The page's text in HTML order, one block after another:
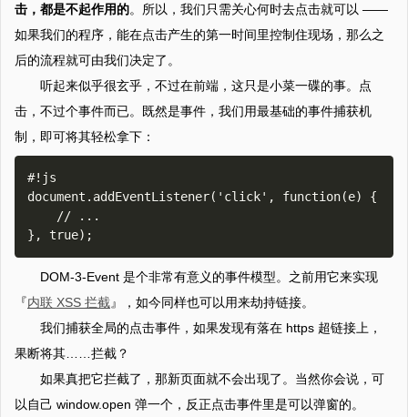
击，都是不起作用的。所以，我们只需关心何时去点击就可以 ——
如果我们的程序，能在点击产生的第一时间里控制住现场，那么之
后的流程就可由我们决定了。
听起来似乎很玄乎，不过在前端，这只是小菜一碟的事。点
击，不过个事件而已。既然是事件，我们用最基础的事件捕获机
制，即可将其轻松拿下：
#!js
document.addEventListener('click', function(e) {
DOM-3-Event 是个非常有意义的事件模型。之前用它来实现
『内联 XSS 拦截』，如今同样也可以用来劫持链接。
我们捕获全局的点击事件，如果发现有落在 https 超链接上，
果断将其……拦截？
如果真把它拦截了，那新页面就不会出现了。当然你会说，可
以自己 window.open 弹一个，反正点击事件里是可以弹窗的。